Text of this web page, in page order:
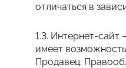
отличаться в
1.3. Интернет-сайт
имеет
Продавец.